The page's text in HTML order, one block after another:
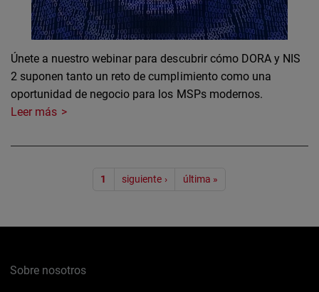
Únete a nuestro webinar para descubrir cómo DORA y NIS
2 suponen tanto un reto de cumplimiento como una
oportunidad de negocio para los MSPs modernos.
Leer más
1 siguiente › última »
Sobre nosotros